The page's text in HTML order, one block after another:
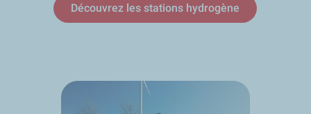
Découvrez les stations hydrogène